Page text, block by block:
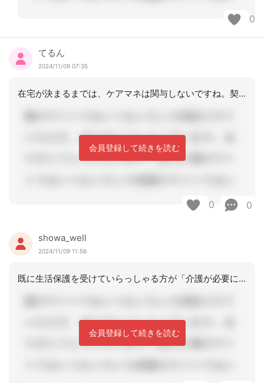
0
てるん
2024/11/09 07:35
在宅が決まるまでは、ケアマネは関与しないですね。契約もしないで、行き先が在宅で決
会員登録して続きを読む
0 0
showa_well
2024/11/09 11:56
既に生活保護を受けていらっしゃる方が「介護が必要になった」という理由で転居あるい
会員登録して続きを読む